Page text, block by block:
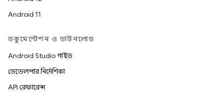
Android 11
ডকুমেন্টেশন ও ডাউনলোড
Android Studio গাইড
ডেভেলপার নির্দেশিকা
API রেফারেন্স